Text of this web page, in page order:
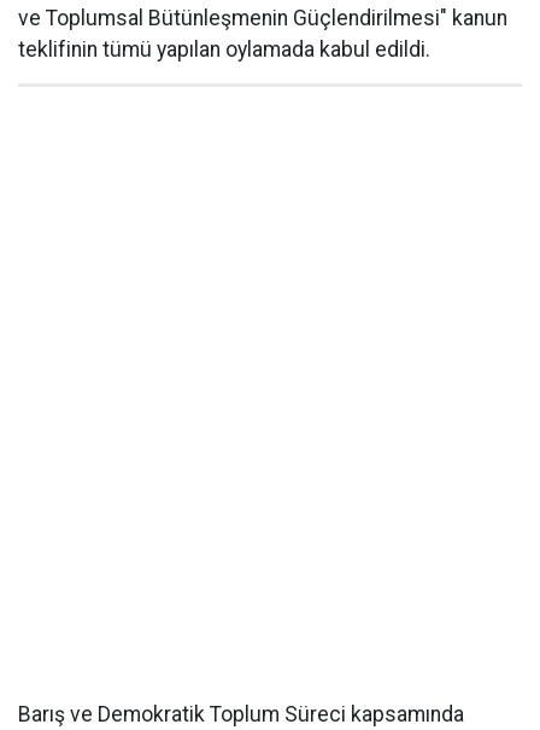
ve Toplumsal Bütünleşmenin Güçlendirilmesi" kanun
teklifinin tümü yapılan oylamada kabul edildi.
Barış ve Demokratik Toplum Süreci kapsamında